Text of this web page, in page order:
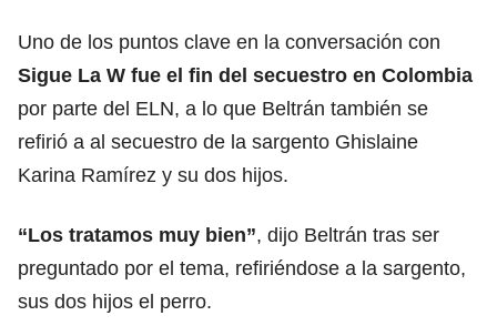
Uno de los puntos clave en la conversación con
Sigue La W fue el fin del secuestro en Colombia
por parte del ELN, a lo que Beltrán también se
refirió a al secuestro de la sargento Ghislaine
Karina Ramírez y su dos hijos.
“Los tratamos muy bien”, dijo Beltrán tras ser
preguntado por el tema, refiriéndose a la sargento,
sus dos hijos el perro.